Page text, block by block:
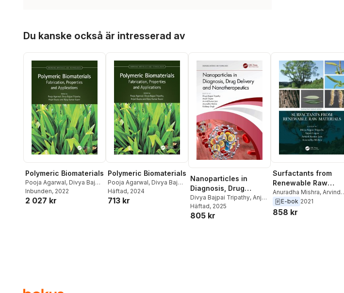
Du kanske också är intresserad av
Polymeric Biomaterials
Pooja Agarwal, Divya Bajpai
Tripathy,Anjali Gupta
Kumar Kuanr
Inbunden, 2022
2 027 kr
Polymeric Biomaterials
Pooja Agarwal, Divya Bajpai
Tripathy,Anjali Gupta
Kumar Kuanr
Häftad, 2024
713 kr
Nanoparticles in
Diagnosis, Drug
Delivery and
Nanotherapeutics
Divya Bajpai Tripathy, Anjali
Gupta,Arvind Kumar Jain
Anuradha Mishra
Häftad, 2025
805 kr
Surfactants from
Renewable Raw
Materials
Anuradha Mishra, Arvind
Kumar Jain,Anjali Gupta
Divya Bajpai Tripathy
E-bok 2021
858 kr